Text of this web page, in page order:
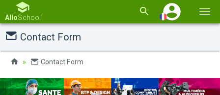
la
AlloSchool
Contact Form
Contact Form